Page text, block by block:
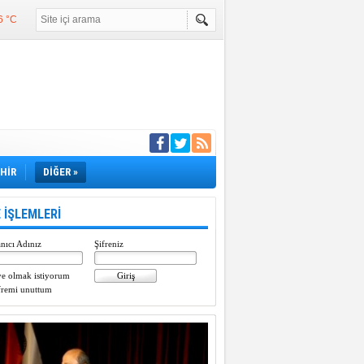
°C
girdi
DİĞER »
İŞLEMLERİ
Adınız Şifreniz
olmak istiyorum
unuttum